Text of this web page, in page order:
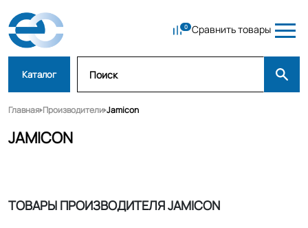
Сравнить товары
Каталог
Главная Производители Jamicon
JAMICON
ТОВАРЫ ПРОИЗВОДИТЕЛЯ JAMICON